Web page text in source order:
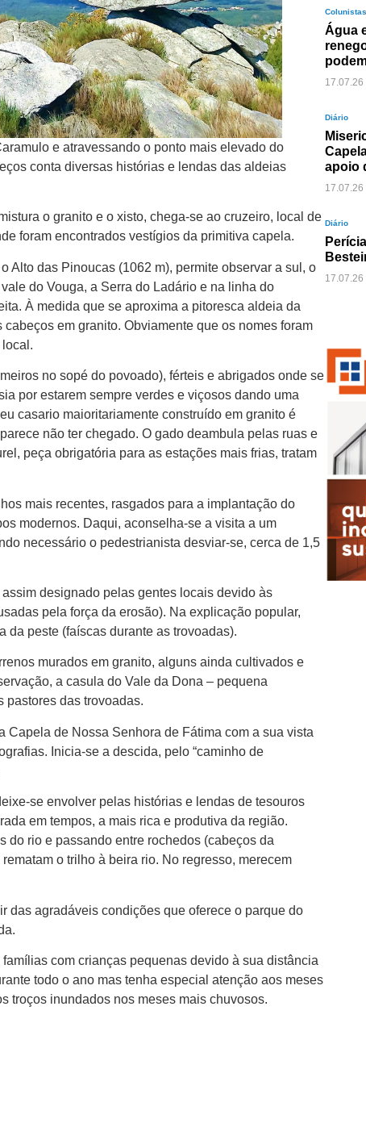
e atravessando o ponto mais elevado do
conta diversas histórias e lendas das aldeias
o granito e o xisto, chega-se ao cruzeiro, local de
foram encontrados vestígios da primitiva capela.
Alto das Pinoucas (1062 m), permite observar a sul, o
do Vouga, a Serra do Ladário e na linha do
À medida que se aproxima a pitoresca aldeia da
em granito. Obviamente que os nomes foram
no sopé do povoado), férteis e abrigados onde se
por estarem sempre verdes e viçosos dando uma
casario maioritariamente construído em granito é
não ter chegado. O gado deambula pelas ruas e
peça obrigatória para as estações mais frias, tratam
mais recentes, rasgados para a implantação do
modernos. Daqui, aconselha-se a visita a um
necessário o pedestrianista desviar-se, cerca de 1,5
designado pelas gentes locais devido às
pela força da erosão). Na explicação popular,
da peste (faíscas durante as trovoadas).
murados em granito, alguns ainda cultivados e
a casula do Vale da Dona – pequena
pastores das trovoadas.
Capela de Nossa Senhora de Fátima com a sua vista
Inicia-se a descida, pelo “caminho de
se envolver pelas histórias e lendas de tesouros
em tempos, a mais rica e produtiva da região.
do rio e passando entre rochedos (cabeços da
o trilho à beira rio. No regresso, merecem
das agradáveis condições que oferece o parque do
com crianças pequenas devido à sua distância
todo o ano mas tenha especial atenção aos meses
troços inundados nos meses mais chuvosos.
Colunistas
Água
17.07.26
Diário
apoio
17.07.26
Diário
17.07.26